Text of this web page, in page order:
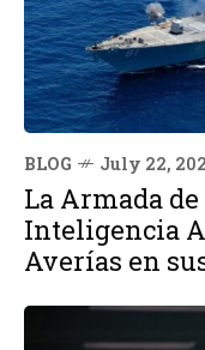
BLOG July 22,
La Armada
Inteligencia
Averías en